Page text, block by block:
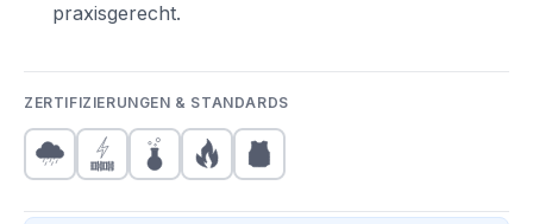
praxisgerecht.
ZERTIFIZIERUNGEN & STANDARDS